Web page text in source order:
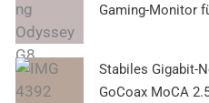
Gaming-Monitor
Stabiles Gigabit-
GoCoax MoCA